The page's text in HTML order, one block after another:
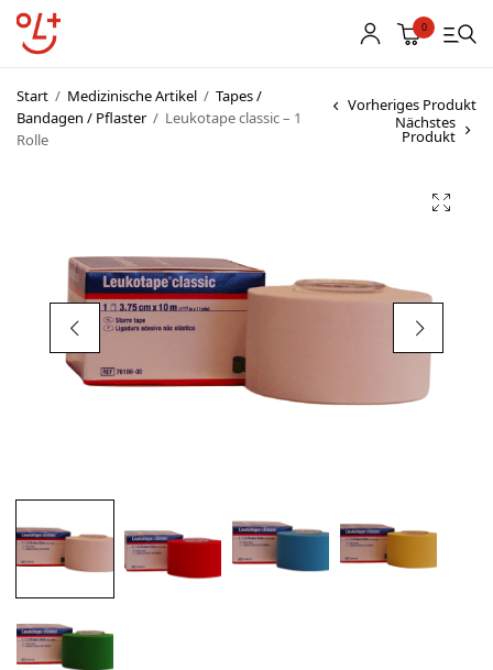
0
Start / Medizinische Artikel / Tapes /
Bandagen / Pflaster / Leukotape classic – 1
Rolle
Vorheriges Produkt
Nächstes
Produkt
Shop
Textildruck
OL Karten
Agenda
Über uns
Team
Kontakt
Produkt-Kategorien